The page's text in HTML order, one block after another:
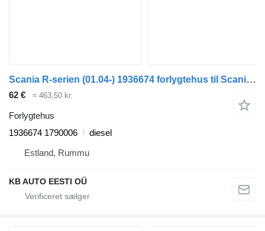
Scania R-serien (01.04-) 1936674 forlygtehus til Scania P,G,R,T-series (2004-2017) lastbil
62 € ≈ 463,50 kr.
Forlygtehus
1936674 1790006
diesel
Estland, Rummu
KB AUTO EESTI OÜ